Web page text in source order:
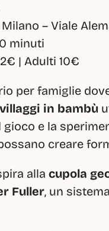
– Viale
minuti
| Adulti 10€
per famiglie
in bambù
e la
creare
alla cupola
Fuller, un